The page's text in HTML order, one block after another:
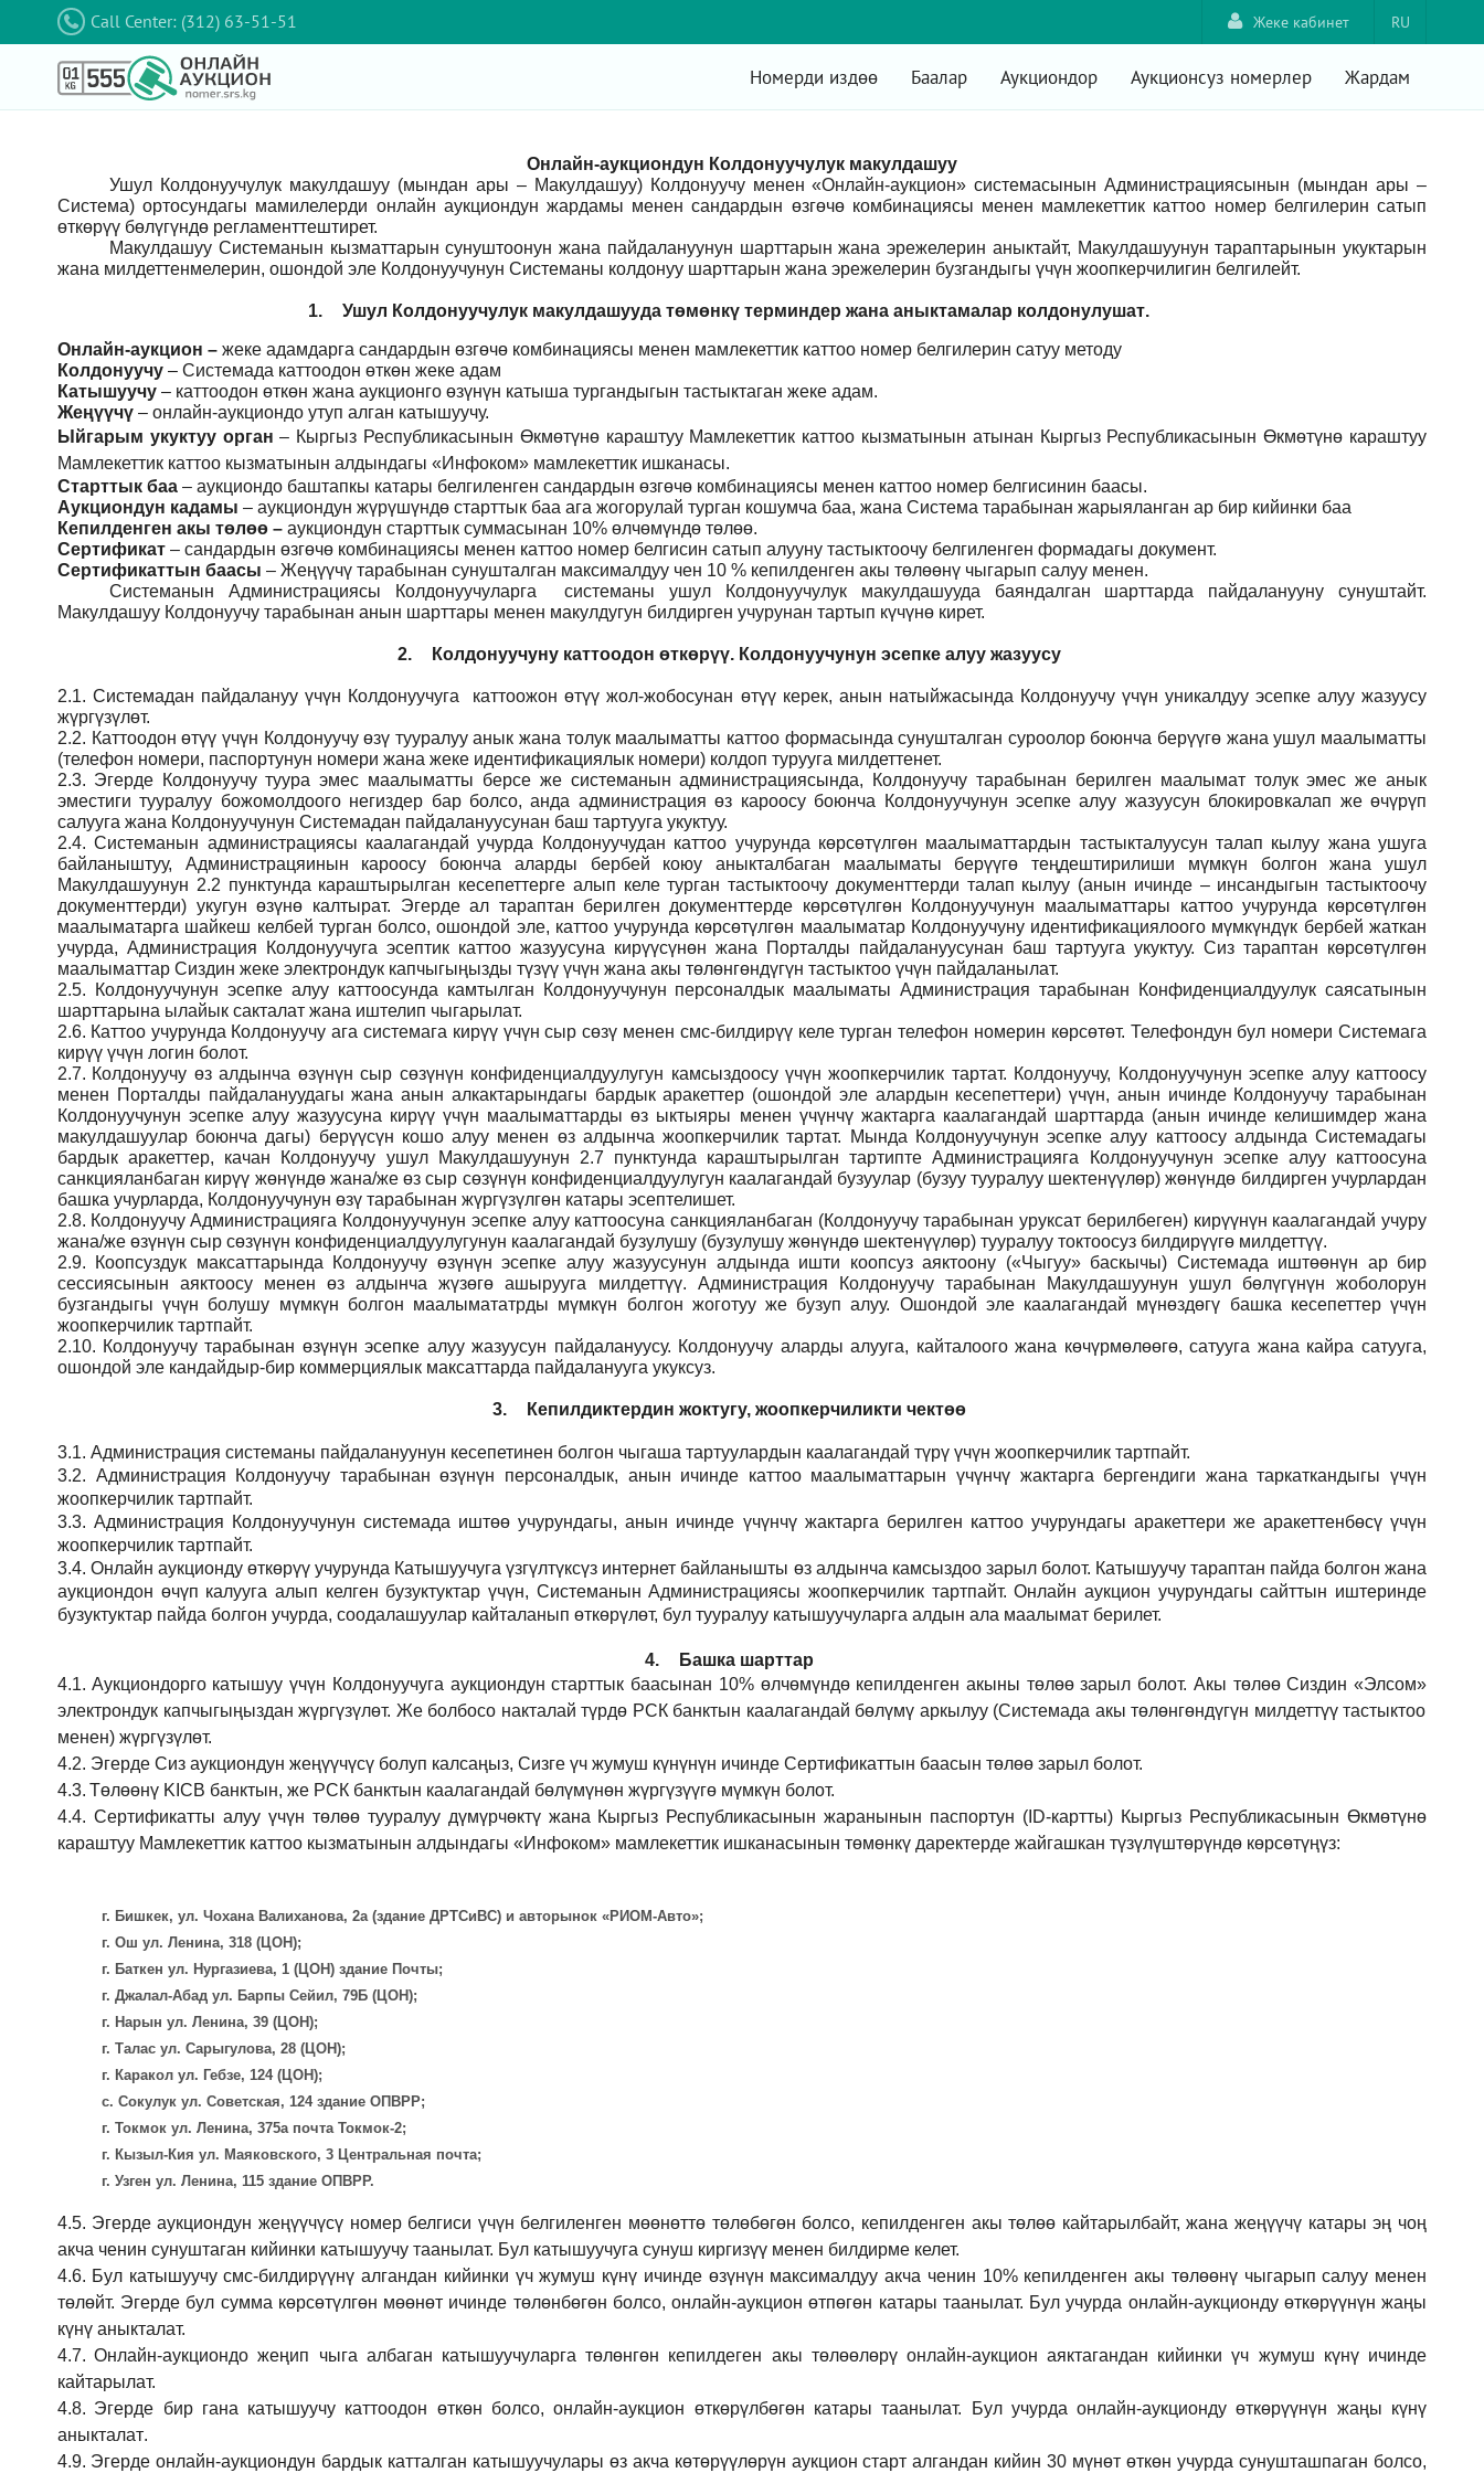
Call Center: (312) 63-51-51 RU
Жеке кабинет
Номерди издөө Баалар Аукциондор Аукционсуз номерлер Жардам
Онлайн-аукциондун Колдонуучулук макулдашуу
Ушул Колдонуучулук макулдашуу (мындан ары – Макулдашуу) Колдонуучу менен «Онлайн-аукцион» системасынын Администрациясынын (мындан ары –
Система) ортосундагы мамилелерди онлайн аукциондун жардамы менен сандардын өзгөчө комбинациясы менен мамлекеттик каттоо номер белгилерин сатып
өткөрүү бөлүгүндө регламенттештирет.
Макулдашуу Системанын кызматтарын сунуштоонун жана пайдалануунун шарттарын жана эрежелерин аныктайт, Макулдашуунун тараптарынын укуктарын
жана милдеттенмелерин, ошондой эле Колдонуучунун Системаны колдонуу шарттарын жана эрежелерин бузгандыгы үчүн жоопкерчилигин белгилейт.
1. Ушул Колдонуучулук макулдашууда төмөнкү терминдер жана аныктамалар колдонулушат.
Онлайн-аукцион – жеке адамдарга сандардын өзгөчө комбинациясы менен мамлекеттик каттоо номер белгилерин сатуу методу
Колдонуучу – Системада каттоодон өткөн жеке адам
Катышуучу – каттоодон өткөн жана аукционго өзүнүн катыша тургандыгын тастыктаган жеке адам.
Жеңүүчү – онлайн-аукциондо утуп алган катышуучу.
Ыйгарым укуктуу орган – Кыргыз Республикасынын Өкмөтүнө караштуу Мамлекеттик каттоо кызматынын атынан Кыргыз Республикасынын Өкмөтүнө караштуу
Мамлекеттик каттоо кызматынын алдындагы «Инфоком» мамлекеттик ишканасы.
Старттык баа – аукциондо баштапкы катары белгиленген сандардын өзгөчө комбинациясы менен каттоо номер белгисинин баасы.
Аукциондун кадамы – аукциондун жүрүшүндө старттык баа ага жогорулай турган кошумча баа, жана Система тарабынан жарыяланган ар бир кийинки баа
Кепилденген акы төлөө – аукциондун старттык суммасынан 10% өлчөмүндө төлөө.
Сертификат – сандардын өзгөчө комбинациясы менен каттоо номер белгисин сатып алууну тастыктоочу белгиленген формадагы документ.
Сертификаттын баасы – Жеңүүчү тарабынан сунушталган максималдуу чен 10 % кепилденген акы төлөөнү чыгарып салуу менен.
СистеманынАдминистрациясы Колдонуучуларга системаны ушул Колдонуучулук макулдашууда баяндалган шарттарда пайдаланууну сунуштайт.
Макулдашуу Колдонуучу тарабынан анын шарттары менен макулдугун билдирген учурунан тартып күчүнө кирет.
2. Колдонуучуну каттоодон өткөрүү. Колдонуучунун эсепке алуу жазуусу
2.1. Системадан пайдалануу үчүн Колдонуучуга каттоожон өтүү жол-жобосунан өтүү керек, анын натыйжасында Колдонуучу үчүн уникалдуу эсепке алуу жазуусу
жүргүзүлөт.
2.2. Каттоодон өтүү үчүн Колдонуучу өзү тууралуу анык жана толук маалыматты каттоо формасында сунушталган суроолор боюнча берүүгө жана ушул маалыматты
(телефон номери, паспортунун номери жана жеке идентификациялык номери) колдоп турууга милдеттенет.
2.3. Эгерде Колдонуучу туура эмес маалыматты берсе же системанын администрациясында, Колдонуучу тарабынан берилген маалымат толук эмес же анык
эместиги тууралуу божомолдоого негиздер бар болсо, анда администрация өз кароосу боюнча Колдонуучунун эсепке алуу жазуусун блокировкалап же өчүрүп
салууга жана Колдонуучунун Системадан пайдалануусунан баш тартууга укуктуу.
2.4.Системанын администрациясы каалагандай учурда Колдонуучудан каттоо учурунда көрсөтүлгөн маалыматтардын тастыкталуусун талап кылуу жана ушуга
байланыштуу, Администрацяинын кароосу боюнча аларды бербей коюу аныкталбаган маалыматы берүүгө теңдештирилиши мүмкүн болгон жана ушул
Макулдашуунун 2.2 пунктунда караштырылган кесепеттерге алып келе турган тастыктоочу документтерди талап кылуу (анын ичинде – инсандыгын тастыктоочу
документтерди) укугун өзүнө калтырат. Эгерде ал тараптан берилген документтерде көрсөтүлгөн Колдонуучунун маалыматтары каттоо учурунда көрсөтүлгөн
маалыматарга шайкеш келбей турган болсо, ошондой эле, каттоо учурунда көрсөтүлгөн маалыматар Колдонуучуну идентификациялоого мүмкүндүк бербей жаткан
учурда, Администрация Колдонуучуга эсептик каттоо жазуусуна кирүүсүнөн жана Порталды пайдалануусунан баш тартууга укуктуу. Сиз тараптан көрсөтүлгөн
маалыматтар Сиздин жеке электрондук капчыгыңызды түзүү үчүн жана акы төлөнгөндүгүн тастыктоо үчүн пайдаланылат.
2.5.
Колдонуучунун эсепке алуу каттоосунда камтылган Колдонуучунун персоналдык маалыматы Администрация тарабынан Конфиденциалдуулук саясатынын
шарттарына ылайык сакталат жана иштелип чыгарылат.
2.6. Каттоо учурунда Колдонуучу ага системага кирүү үчүн сыр сөзү менен смс-билдирүү келе турган телефон номерин көрсөтөт. Телефондун бул номери Системага
кирүү үчүн логин болот.
2.7. Колдонуучу өз алдынча өзүнүн сыр сөзүнүн конфиденциалдуулугун камсыздоосу үчүн жоопкерчилик тартат. Колдонуучу, Колдонуучунун эсепке алуу каттоосу
менен Порталды пайдалануудагы жана анын алкактарындагы бардык аракеттер (ошондой эле алардын кесепеттери) үчүн, анын ичинде Колдонуучу тарабынан
Колдонуучунун эсепке алуу жазуусуна кирүү үчүн маалыматтарды өз ыктыяры менен үчүнчү жактарга каалагандай шарттарда (анын ичинде келишимдер жана
макулдашуулар боюнча дагы) берүүсүн кошо алуу менен өз алдынча жоопкерчилик тартат. Мында Колдонуучунун эсепке алуу каттоосу алдында Системадагы
бардык аракеттер, качан Колдонуучу ушул Макулдашуунун 2.7 пунктунда караштырылган тартипте Администрацияга Колдонуучунун эсепке алуу каттоосуна
санкцияланбаган кирүү жөнүндө жана/же өз сыр сөзүнүн конфиденциалдуулугун каалагандай бузуулар (бузуу тууралуу шектенүүлөр) жөнүндө билдирген учурлардан
башка учурларда, Колдонуучунун өзү тарабынан жүргүзүлгөн катары эсептелишет.
2.8. Колдонуучу Администрацияга Колдонуучунун эсепке алуу каттоосуна санкцияланбаган (Колдонуучу тарабынан уруксат берилбеген) кирүүнүн каалагандай учуру
жана/же өзүнүн сыр сөзүнүн конфиденциалдуулугунун каалагандай бузулушу (бузулушу жөнүндө шектенүүлөр) тууралуу токтоосуз билдирүүгө милдеттүү.
2.9. Коопсуздук максаттарында Колдонуучу өзүнүн эсепке алуу жазуусунун алдында ишти коопсуз аяктоону («Чыгуу» баскычы) Системада иштөөнүн ар бир
сессиясынын аяктоосу менен өз алдынча жүзөгө ашырууга милдеттүү. Администрация Колдонуучу тарабынан Макулдашуунун ушул бөлүгүнүн жоболорун
бузгандыгы үчүн болушу мүмкүн болгон маалымататрды мүмкүн болгон жоготуу же бузуп алуу. Ошондой эле каалагандай мүнөздөгү башка кесепеттер үчүн
жоопкерчилик тартпайт.
2.10. Колдонуучу тарабынан өзүнүн эсепке алуу жазуусун пайдалануусу. Колдонуучу аларды алууга, кайталоого жана көчүрмөлөөгө, сатууга жана кайра сатууга,
ошондой эле кандайдыр-бир коммерциялык максаттарда пайдаланууга укуксуз.
3. Кепилдиктердин жоктугу, жоопкерчиликти чектөө
3.1. Администрация системаны пайдалануунун кесепетинен болгон чыгаша тартуулардын каалагандай түрү үчүн жоопкерчилик тартпайт.
3.2. Администрация
Колдонуучу тарабынан өзүнүн персоналдык, анын ичинде каттоо маалыматтарын үчүнчү жактарга бергендиги жана таркаткандыгы үчүн
жоопкерчилик тартпайт.
3.3.Администрация Колдонуучунун системада иштөө учурундагы, анын ичинде үчүнчү жактарга берилген каттоо учурундагы аракеттери же аракеттенбөсү үчүн
жоопкерчилик тартпайт.
3.4.Онлайн аукционду өткөрүү учурунда Катышуучуга үзгүлтүксүз интернет байланышты өз алдынча камсыздоо зарылболот. Катышуучу тараптан пайда болгон жана
аукциондон өчүп калууга алып келген бузуктуктар үчүн, Системанын Администрациясы жоопкерчилик тартпайт. Онлайн аукцион учурундагы сайттын иштеринде
бузуктуктар пайда болгон учурда, соодалашуулар кайталанып өткөрүлөт, бул тууралуу катышуучуларга алдын ала маалымат берилет.
4.
Башка шарттар
4.1. Аукциондорго катышуу үчүн Колдонуучуга аукциондун старттык баасынан 10% өлчөмүндө кепилденген акыны төлөө зарыл болот. Акы төлөө Сиздин«Элсом»
электрондук капчыгыңыздан жүргүзүлөт. Же болбосо накталай түрдө РСК банктын каалагандай бөлүмү аркылуу (Системада акы төлөнгөндүгүн милдеттүү тастыктоо
менен) жүргүзүлөт.
4.2. Эгерде Сиз аукциондун жеңүүчүсү болуп калсаңыз, Сизге үч жумуш күнүнүн ичинде Сертификаттын баасын төлөө зарыл болот.
4.3. Төлөөнү KICB банктын, же РСК банктын каалагандай бөлүмүнөн жүргүзүүгө мүмкүн болот.
4.4. Сертификатты алуу үчүн төлөө тууралуу дүмүрчөктү жана Кыргыз Республикасынын жаранынын паспортун (ID-картты) Кыргыз Республикасынын Өкмөтүнө
караштуу Мамлекеттик каттоо кызматынын алдындагы «Инфоком» мамлекеттик ишканасынын төмөнкү даректерде жайгашкан түзүлүштөрүндө көрсөтүңүз:
г. Бишкек, ул. Чохана Валиханова, 2а (здание ДРТСиВС) и авторынок «РИОМ-Авто»;
г. Ош ул. Ленина, 318 (ЦОН);
г. Баткен ул. Нургазиева, 1 (ЦОН) здание Почты;
г. Джалал-Абад ул. Барпы Сейил, 79Б (ЦОН);
г. Нарын ул. Ленина, 39 (ЦОН);
г. Талас ул. Сарыгулова, 28 (ЦОН);
г. Каракол ул. Гебзе, 124 (ЦОН);
с. Сокулук ул. Советская, 124 здание ОПВРР;
г. Токмок ул. Ленина, 375а почта Токмок-2;
г. Кызыл-Кия ул. Маяковского, 3 Центральная почта;
г. Узген ул. Ленина, 115 здание ОПВРР.
4.5. Эгерде аукциондун жеңүүчүсү номер белгиси үчүн белгиленген мөөнөттө төлөбөгөн болсо, кепилденген акы төлөө кайтарылбайт, жана жеңүүчү катары эң чоң
акча ченин сунуштаган кийинки катышуучу таанылат. Бул катышуучуга сунуш киргизүү менен билдирме келет.
4.6. Бул катышуучу смс-билдирүүнү алгандан кийинки үч жумуш күнү ичинде өзүнүн максималдуу акча ченин 10% кепилденген акы төлөөнү чыгарып салуу менен
төлөйт. Эгерде бул сумма көрсөтүлгөн мөөнөт ичинде төлөнбөгөн болсо, онлайн-аукцион өтпөгөн катары таанылат. Бул учурда онлайн-аукционду өткөрүүнүн жаңы
күнү аныкталат.
4.7. Онлайн-аукциондо жеңип чыга албаган катышуучуларга төлөнгөн кепилдеген акы төлөөлөрү онлайн-аукцион аяктагандан кийинки үч жумуш күнү ичинде
кайтарылат.
4.8. Эгерде бир гана катышуучу каттоодон өткөн болсо, онлайн-аукцион өткөрүлбөгөн катары таанылат.
Бул учурда онлайн-аукционду өткөрүүнүн жаңы күнү
аныкталат.
4.9. Эгерде онлайн-аукциондун бардык катталган катышуучулары өз акча көтөрүүлөрүн аукцион старт алгандан кийин 30 мүнөт өткөн учурда сунушташпаган болсо,